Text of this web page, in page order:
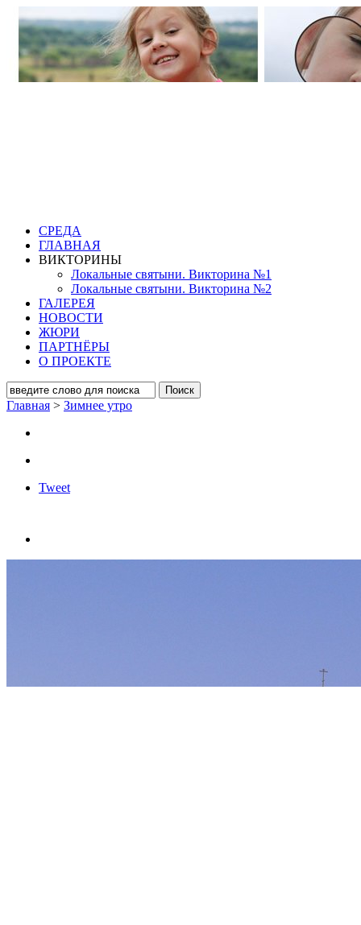
СРЕДА
ГЛАВНАЯ
ВИКТОРИНЫ
Локальные святыни. Викторина №1
Локальные святыни. Викторина №2
ГАЛЕРЕЯ
НОВОСТИ
ЖЮРИ
ПАРТНЁРЫ
О ПРОЕКТЕ
Главная > Зимнее утро
Tweet